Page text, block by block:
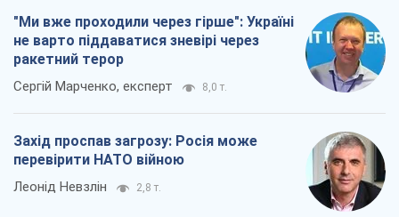
"Ми вже проходили через гірше": Україні
не варто піддаватися зневірі через
ракетний терор
Сергій Марченко, експерт 8,0 т.
Захід проспав загрозу: Росія може
перевірити НАТО війною
Леонід Невзлін 2,8 т.